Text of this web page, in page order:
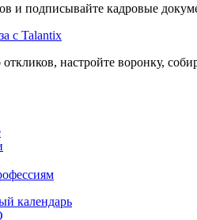
и подписывайте кадровые
с Talantix
настройте воронку,
календарь